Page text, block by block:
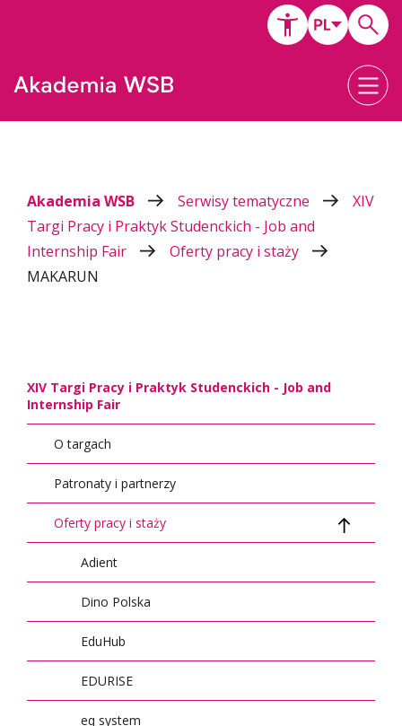
Akademia WSB Serwisy tematyczne
XIV
Targi Pracy i Praktyk Studenckich - Job and
Internship Fair
Oferty pracy i staży
MAKARUN
XIV Targi Pracy i Praktyk Studenckich - Job and
Internship Fair
O targach
Patronaty i partnerzy
Oferty pracy i staży
Adient
Dino Polska
EduHub
EDURISE
eq system